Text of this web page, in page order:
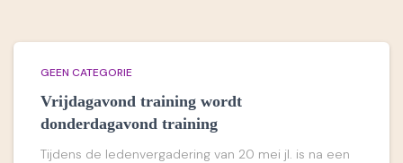
GEEN CATEGORIE
Vrijdagavond training wordt
donderdagavond training
Tijdens de ledenvergadering van 20 mei jl. is na een